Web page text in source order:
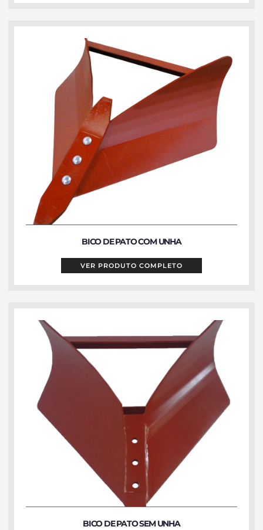
BICO DE PATO COM UNHA
VER PRODUTO COMPLETO
BICO DE PATO SEM UNHA